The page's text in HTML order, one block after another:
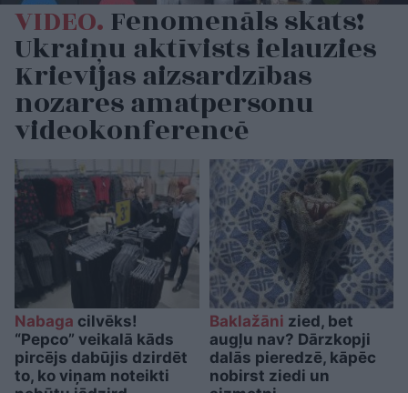
VIDEO.Fenomenāls skats!
Ukraiņu aktīvists ielauzies
Krievijas aizsardzības
nozares amatpersonu
videokonferencē
Nabaga cilvēks!
“Pepco” veikalā kāds
pircējs dabūjis dzirdēt
to, ko viņam noteikti
Baklažāni zied, bet
augļu nav? Dārzkopji
dalās pieredzē, kāpēc
nobirst ziedi un